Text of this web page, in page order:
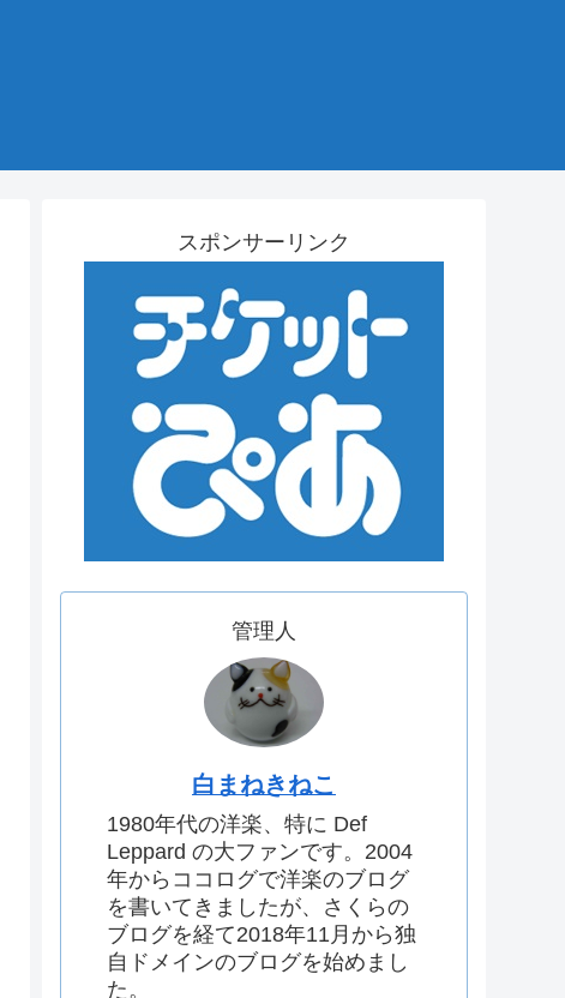
スポンサーリンク
管理人
白まねきねこ
1980年代の洋楽、特に Def
Leppard の大ファンです。2004
年からココログで洋楽のブログ
を書いてきましたが、さくらの
ブログを経て2018年11月から独
自ドメインのブログを始めまし
た。